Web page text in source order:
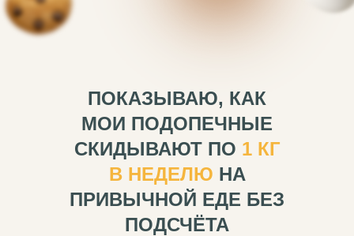
ПОКАЗЫВАЮ, КАК
МОИ ПОДОПЕЧНЫЕ
СКИДЫВАЮТ ПО 1 КГ
В НЕДЕЛЮ НА
ПРИВЫЧНОЙ ЕДЕ БЕЗ
ПОДСЧЁТА